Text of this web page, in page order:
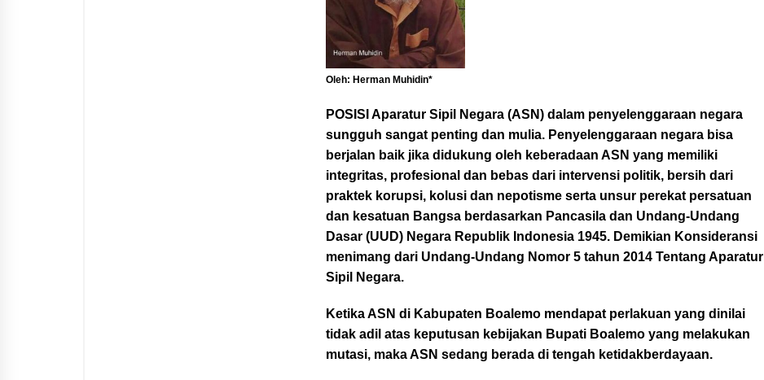
Oleh: Herman Muhidin*
POSISI Aparatur Sipil Negara (ASN) dalam penyelenggaraan negara
sungguh sangat penting dan mulia. Penyelenggaraan negara bisa
berjalan baik jika didukung oleh keberadaan ASN yang memiliki
integritas, profesional dan bebas dari intervensi politik, bersih dari
praktek korupsi, kolusi dan nepotisme serta unsur perekat persatuan
dan kesatuan Bangsa berdasarkan Pancasila dan Undang-Undang
Dasar (UUD) Negara Republik Indonesia 1945. Demikian Konsideransi
menimang dari Undang-Undang Nomor 5 tahun 2014 Tentang Aparatur
Sipil Negara.
Ketika ASN di Kabupaten Boalemo mendapat perlakuan yang dinilai
tidak adil atas keputusan kebijakan Bupati Boalemo yang melakukan
mutasi, maka ASN sedang berada di tengah ketidakberdayaan.